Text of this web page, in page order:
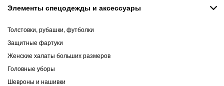
Элементы спецодежды и аксессуары
Толстовки, рубашки, футболки
Защитные фартуки
Женские халаты больших размеров
Головные уборы
Шевроны и нашивки